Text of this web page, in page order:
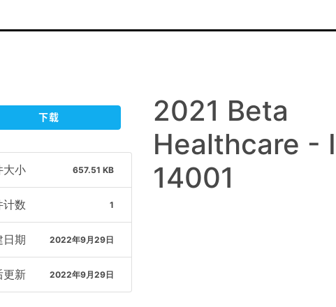
下载
大小 657.51 KB
计数 1
日期 2022年9月29日
更新 2022年9月29日
2021 Beta
Healthcare -
14001